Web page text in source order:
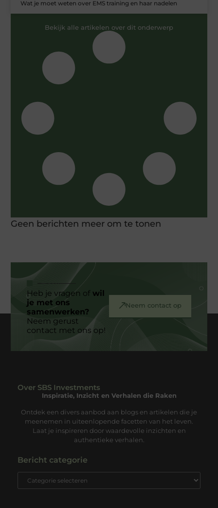
Wat je moet weten over EMS training en haar nadelen
Bekijk alle artikelen over dit onderwerp
Geen berichten meer om te tonen
Heb je vragen ofwil
je met ons
samenwerken?
Neem gerust
contact met ons op!
Neem contact op
Over SBS Investments
Inspiratie, Inzicht en Verhalen die Raken
Ontdek een divers aanbod aan blogs en artikelen die je
meenemen in uiteenlopende facetten van het leven.
Laat je inspireren door waardevolle inzichten en
authentieke verhalen.
Bericht categorie